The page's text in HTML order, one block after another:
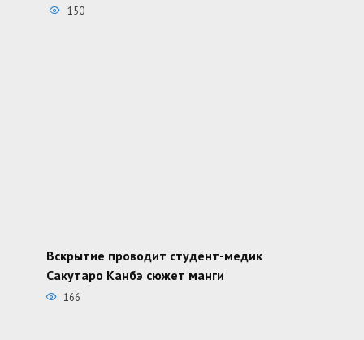
150
Вскрытие проводит студент-медик
Сакутаро Канбэ сюжет манги
166